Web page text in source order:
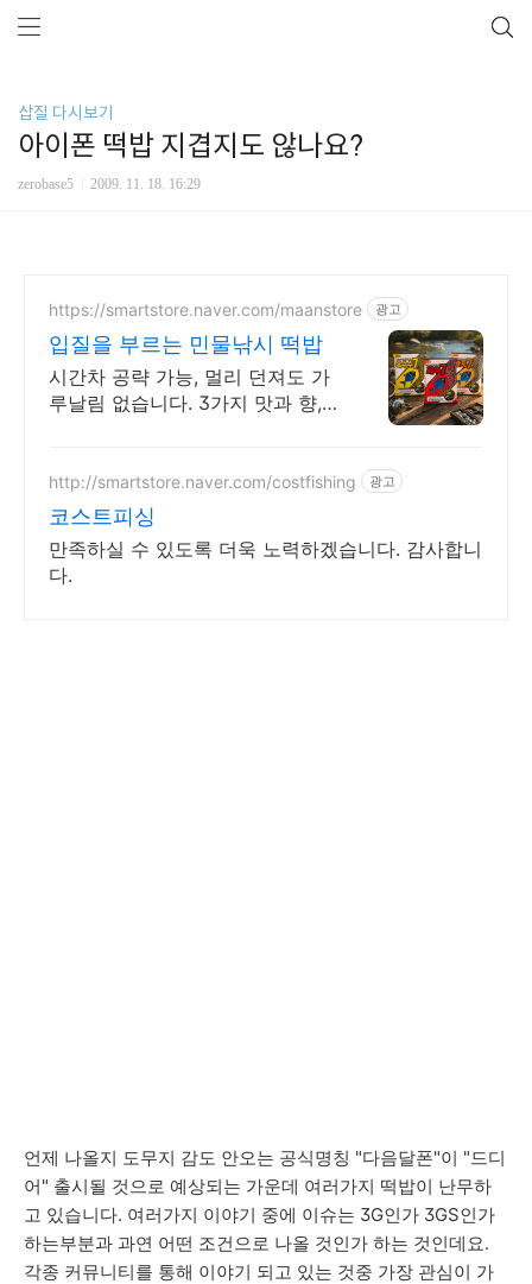
삽질 다시보기
아이폰 떡밥 지겹지도 않나요?
zerobase5 2009. 11. 18. 16:29
https://smartstore.naver.com/maanstore 광고
입질을 부르는 민물낚시 떡밥
시간차 공략 가능, 멀리 던져도 가
루날림 없습니다. 3가지 맛과 향,집
http://smartstore.naver.com/costfishing 광고
코스트피싱
만족하실 수 있도록 더욱 노력하겠습니다. 감사합니
다.
언제 나올지 도무지 감도 안오는 공식명칭 "다음달폰"이 "드디
어" 출시될 것으로 예상되는 가운데 여러가지 떡밥이 난무하
고 있습니다. 여러가지 이야기 중에 이슈는 3G인가 3GS인가
하는부분과 과연 어떤 조건으로 나올 것인가 하는 것인데요.
각종 커뮤니티를 통해 이야기 되고 있는 것중 가장 관심이 가